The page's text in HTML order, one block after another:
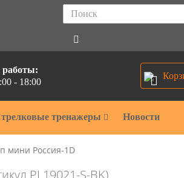
- 18:00
0
тренажеры Новости
мини Россия-1D
PL19021-S-BK)